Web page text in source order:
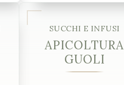
SUCCHI E INFUSI
APICOLTURA
GUOLI